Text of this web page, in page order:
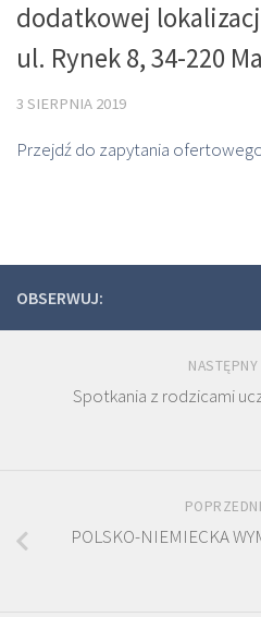
dodatkowej
ul. Rynek 8, 34-220
3 SIERPNIA 2019
Przejdź do zapytania
OBSERWUJ:
Spotkania z rodzicami
POLSKO-NIEMIECKA